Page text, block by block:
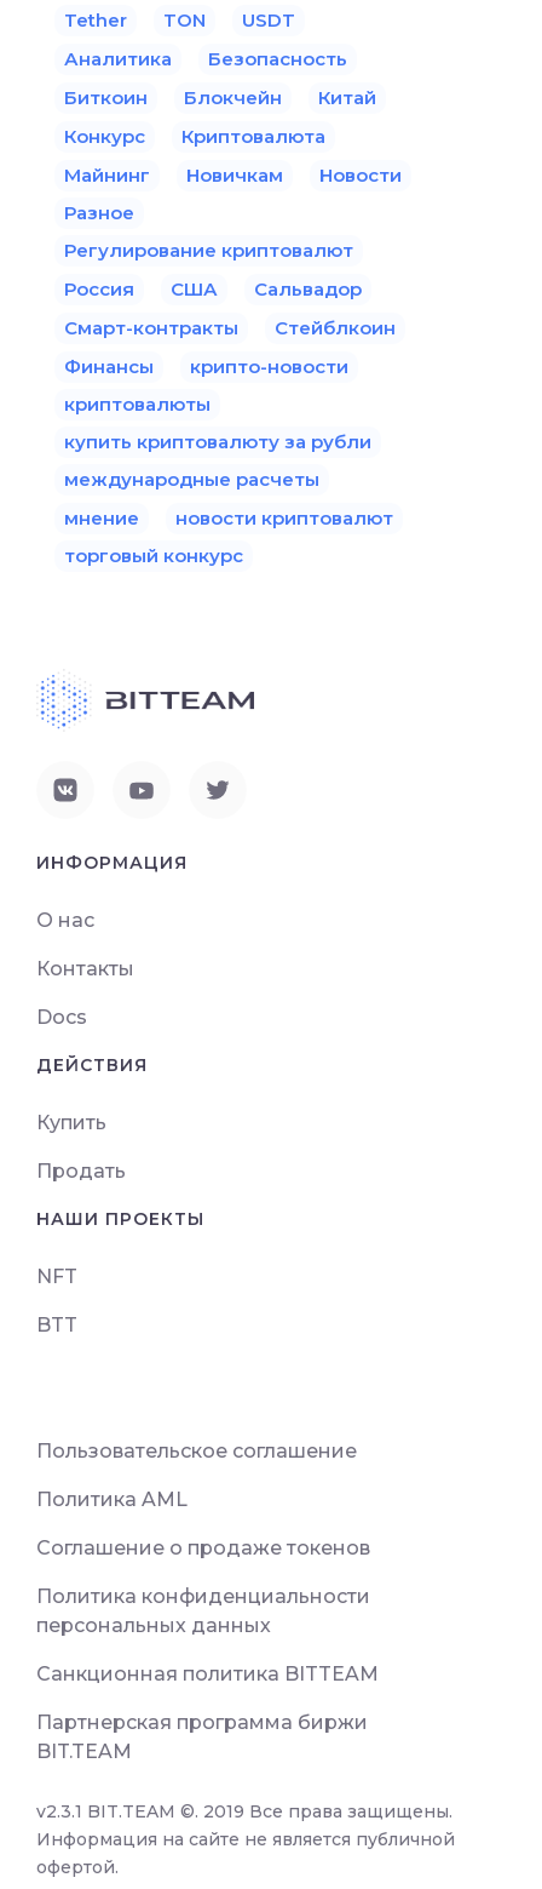
Tether
TON
USDT
Аналитика
Безопасность
Биткоин
Блокчейн
Китай
Конкурс
Криптовалюта
Майнинг
Новичкам
Новости
Разное
Регулирование криптовалют
Россия
США
Сальвадор
Смарт-контракты
Стейблкоин
Финансы
крипто-новости
криптовалюты
купить криптовалюту за рубли
международные расчеты
мнение
новости криптовалют
торговый конкурс
ИНФОРМАЦИЯ
О нас
Контакты
Docs
ДЕЙСТВИЯ
Купить
Продать
НАШИ ПРОЕКТЫ
NFT
BTT
Пользовательское соглашение
Политика AML
Соглашение о продаже токенов
Политика конфиденциальности
персональных данных
Санкционная политика BITTEAM
Партнерская программа биржи
BIT.TEAM
v2.3.1 BIT.TEAM ©. 2019 Все права защищены.
Информация на сайте не является публичной
офертой.